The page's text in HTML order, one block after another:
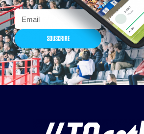
SOUSCRIRE